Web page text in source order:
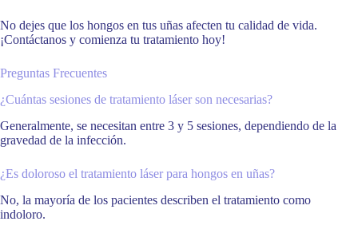
No dejes que los hongos en tus uñas afecten tu calidad de vida.
¡Contáctanos y comienza tu tratamiento hoy!
Preguntas Frecuentes
¿Cuántas sesiones de tratamiento láser son necesarias?
Generalmente, se necesitan entre 3 y 5 sesiones, dependiendo de la
gravedad de la infección.
¿Es doloroso el tratamiento láser para hongos en uñas?
No, la mayoría de los pacientes describen el tratamiento como
indoloro.